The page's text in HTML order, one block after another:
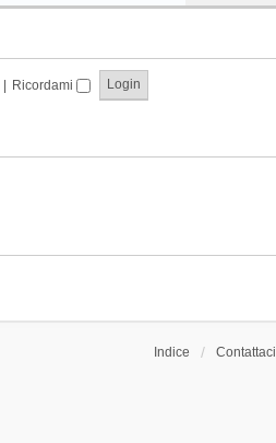
| Ricordami
Indice Contattaci